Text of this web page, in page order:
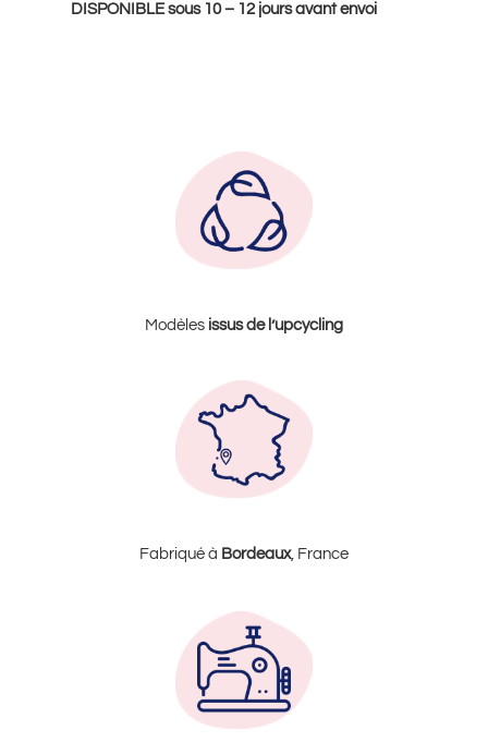
DISPONIBLE sous 10 – 12 jours avant envoi
Modèles issus de l’upcycling
Fabriqué à Bordeaux, France